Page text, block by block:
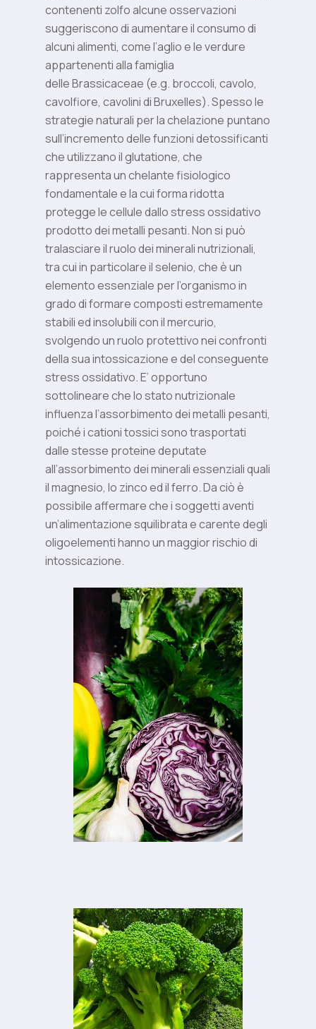
contenenti zolfo alcune osservazioni
suggeriscono di aumentare il consumo di
alcuni alimenti, come l’aglio e le verdure
appartenenti alla famiglia
delle Brassicaceae (e.g. broccoli, cavolo,
cavolfiore, cavolini di Bruxelles). Spesso le
strategie naturali per la chelazione puntano
sull’incremento delle funzioni detossificanti
che utilizzano il glutatione, che
rappresenta un chelante fisiologico
fondamentale e la cui forma ridotta
protegge le cellule dallo stress ossidativo
prodotto dei metalli pesanti. Non si può
tralasciare il ruolo dei minerali nutrizionali,
tra cui in particolare il selenio, che è un
elemento essenziale per l’organismo in
grado di formare composti estremamente
stabili ed insolubili con il mercurio,
svolgendo un ruolo protettivo nei confronti
della sua intossicazione e del conseguente
stress ossidativo. E’ opportuno
sottolineare che lo stato nutrizionale
influenza l’assorbimento dei metalli pesanti,
poiché i cationi tossici sono trasportati
dalle stesse proteine deputate
all’assorbimento dei minerali essenziali quali
il magnesio, lo zinco ed il ferro. Da ciò è
possibile affermare che i soggetti aventi
un’alimentazione squilibrata e carente degli
oligoelementi hanno un maggior rischio di
intossicazione.